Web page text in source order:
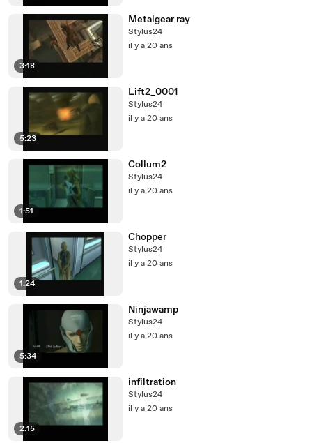
3:18
Metalgear ray
Stylus24
il y a 20 ans
5:23
Lift2_0001
Stylus24
il y a 20 ans
1:51
Collum2
Stylus24
il y a 20 ans
1:24
Chopper
Stylus24
il y a 20 ans
5:34
Ninjawamp
Stylus24
il y a 20 ans
2:15
infiltration
Stylus24
il y a 20 ans